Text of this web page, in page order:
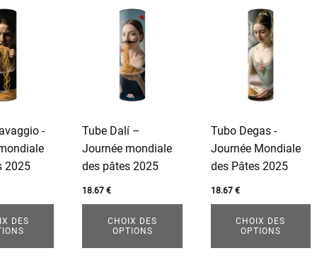
-
2025
DES
Tube Dalí –
Journée mondiale
des pâtes 2025
18.67€
CHOIX DES
OPTIONS
plusieurs
variations.
peuvent
être
choisies
sur
la
Tubo Degas -
Journée Mondiale
des Pâtes 2025
18.67 €
CHOIX DES
OPTIONS
plusieurs
variations.
peuvent
être
choisies
sur
la